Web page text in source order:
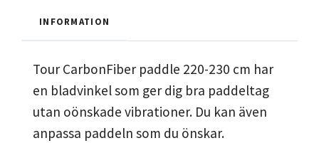
INFORMATION
Tour CarbonFiber paddle 220-230 cm har
en bladvinkel som ger dig bra paddeltag
utan oönskade vibrationer. Du kan även
anpassa paddeln som du önskar.